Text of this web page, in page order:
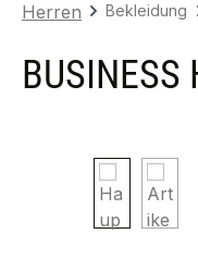
Herren Bekleidung
BUSINESS
Bildergalerie